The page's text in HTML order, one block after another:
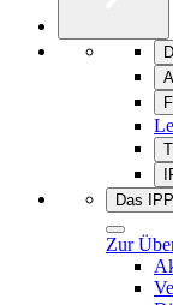
Das IPP
Zur